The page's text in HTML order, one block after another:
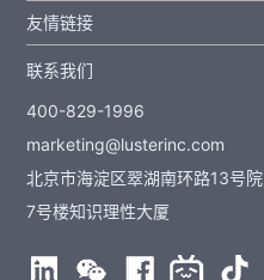
友情链接
联系我们
400-829-1996
marketing@lusterinc.com
北京市海淀区翠湖南环路13号院
7号楼知识理性大厦